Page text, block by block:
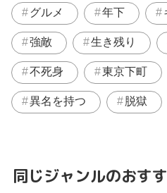
グルメ 年下
強敵 生き残り
不死身 東京下町
異名を持つ 脱獄
同じジャンルのおす